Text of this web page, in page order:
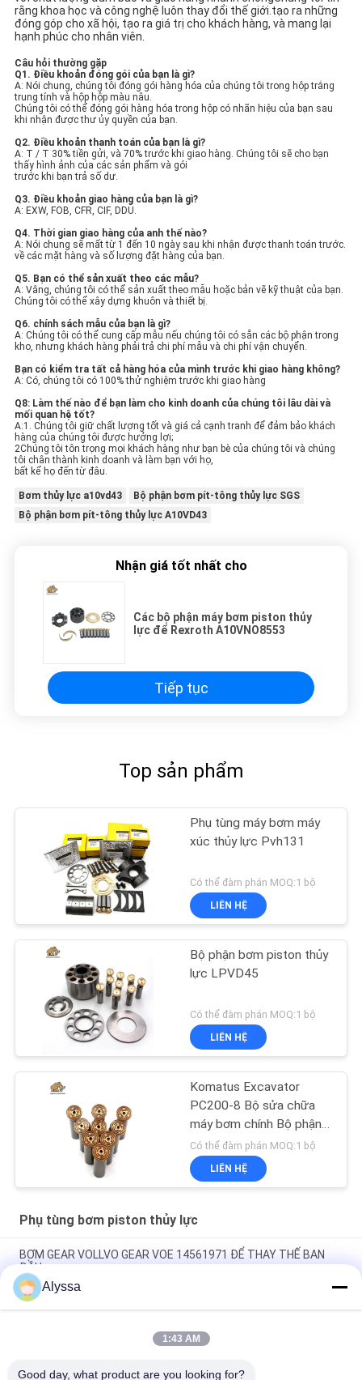
rằng khoa học và công nghệ luôn thay đổi thế giới.tạo ra những
đóng góp cho xã hội, tạo ra giá trị cho khách hàng, và mang lại
hạnh phúc cho nhân viên.
Câu hỏi thường gặp
Q1. Điều khoản đóng gói của bạn là gì?
A: Nói chung, chúng tôi đóng gói hàng hóa của chúng tôi trong hộp trắng
trung tính và hộp hộp màu nâu.
Chúng tôi có thể đóng gói hàng hóa trong hộp có nhãn hiệu của bạn sau
khi nhận được thư ủy quyền của bạn.
Q2. Điều khoản thanh toán của bạn là gì?
A: T / T 30% tiền gửi, và 70% trước khi giao hàng. Chúng tôi sẽ cho bạn
thấy hình ảnh của các sản phẩm và gói
trước khi bạn trả số dư.
Q3. Điều khoản giao hàng của bạn là gì?
A: EXW, FOB, CFR, CIF, DDU.
Q4. Thời gian giao hàng của anh thế nào?
A: Nói chung sẽ mất từ 1 đến 10 ngày sau khi nhận được thanh toán trước.
về các mặt hàng và số lượng đặt hàng của bạn.
Q5. Bạn có thể sản xuất theo các mẫu?
A: Vâng, chúng tôi có thể sản xuất theo mẫu hoặc bản vẽ kỹ thuật của bạn.
Chúng tôi có thể xây dựng khuôn và thiết bị.
Q6. chính sách mẫu của bạn là gì?
A: Chúng tôi có thể cung cấp mẫu nếu chúng tôi có sẵn các bộ phận trong
kho, nhưng khách hàng phải trả chi phí mẫu và chi phí vận chuyển.
Bạn có kiểm tra tất cả hàng hóa của mình trước khi giao hàng không?
A: Có, chúng tôi có 100% thử nghiệm trước khi giao hàng
Q8: Làm thế nào để bạn làm cho kinh doanh của chúng tôi lâu dài và
mối quan hệ tốt?
A:1. Chúng tôi giữ chất lượng tốt và giá cả cạnh tranh để đảm bảo khách
hàng của chúng tôi được hưởng lợi;
2Chúng tôi tôn trọng mọi khách hàng như bạn bè của chúng tôi và chúng
tôi chân thành kinh doanh và làm bạn với họ,
bất kể họ đến từ đâu.
Bơm thủy lực a10vd43
Bộ phận bơm pít-tông thủy lực SGS
Bộ phận bơm pít-tông thủy lực A10VD43
Nhận giá tốt nhất cho
Các bộ phận máy bơm piston thủy
lực để Rexroth A10VNO8553
Tiếp tục
Top sản phẩm
Phụ tùng máy bơm máy
xúc thủy lực Pvh131
Có thể đàm phán MOQ:1 bộ
LIÊN HỆ
Bộ phận bơm piston thủy
lực LPVD45
Có thể đàm phán MOQ:1 bộ
LIÊN HỆ
Komatus Excavator
PC200-8 Bộ sửa chữa
máy bơm chính Bộ phận
máy bơm thủy lực Máy
bơm piston Dịch vụ sửa
chữa bảo trì
Có thể đàm phán MOQ:1 bộ
LIÊN HỆ
Phụ tùng bơm piston thủy lực
BƠM GEAR VOLLVO GEAR VOE 14561971 ĐỂ THAY THẾ BAN
ĐẦU
BƠM GEAR VOLLVO GEAR VOE 14537295 ĐỂ THAY THẾ BAN
ĐẦU
VOLLVO GALLERY GEAR PUMP VOE 14782798 để thay thế ban
Alyssa
1:43 AM
Good day, what product are you looking for?